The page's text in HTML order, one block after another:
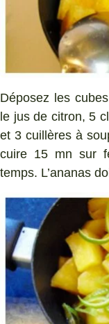
Déposez les
le jus de citron, 5
et 3 cuillères à
cuire 15 mn sur
temps. L’ananas